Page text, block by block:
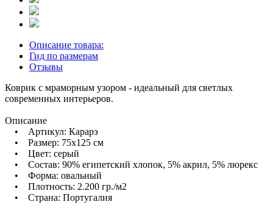
Описание товара:
Гид по размерам
Отзывы
Коврик с мраморным узором - идеальный для светлых
современных интерьеров.
Описание
• Артикул: Карарэ
• Размер: 75х125 см
• Цвет: серый
• Состав: 90% египетский хлопок, 5% акрил, 5% люрекс
• Форма: овальный
• Плотность: 2.200 гр./м2
• Страна: Португалия